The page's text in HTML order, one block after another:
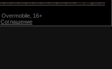
16+
Соглашение